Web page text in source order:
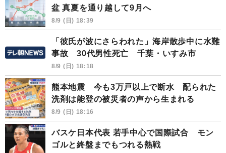
盆 真夏を通り越して9月へ
8/9 (日) 18:39
「彼氏が波にさらわれた」海岸散歩中に水難
事故 30代男性死亡 千葉・いすみ市
8/9 (日) 18:18
熊本地震 今も3万戸以上で断水 配られた
洗剤は能登の被災者の声から生まれる
8/9 (日) 18:16
バスケ日本代表 若手中心で国際試合 モン
ゴルと終盤までもつれる熱戦